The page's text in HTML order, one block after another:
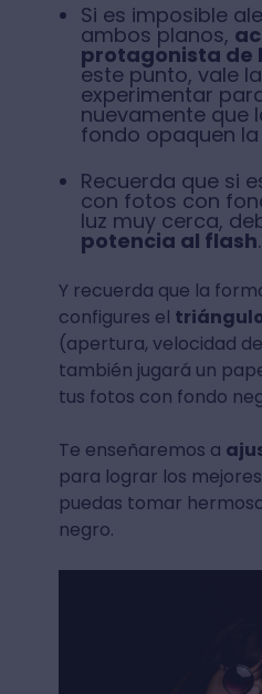
Si es imposible
ambos planos,
protagonista de
este punto, vale
experimentar
nuevamente que
fondo opaquen
Recuerda que si
con fotos con
luz muy cerca,
potencia al flash.
Y recuerda que la
configures el
(apertura, velocidad
también jugará un
tus fotos con fondo
Te enseñaremos a
para lograr los
puedas tomar
negro.